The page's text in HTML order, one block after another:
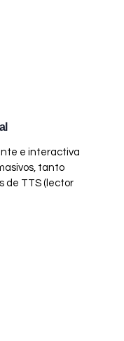
e interactiva
tanto
de TTS (lector